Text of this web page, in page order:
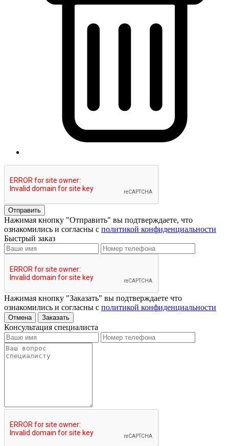
Отправить
Нажимая кнопку "Отправить" вы подтверждаете, что
ознакомились и согласны с политикой конфиденциальности
Быстрый заказ
Нажимая кнопку "Заказать" вы подтверждаете что
ознакомились и согласны с политикой конфиденциальности
Отмена Заказать
Консультация специалиста